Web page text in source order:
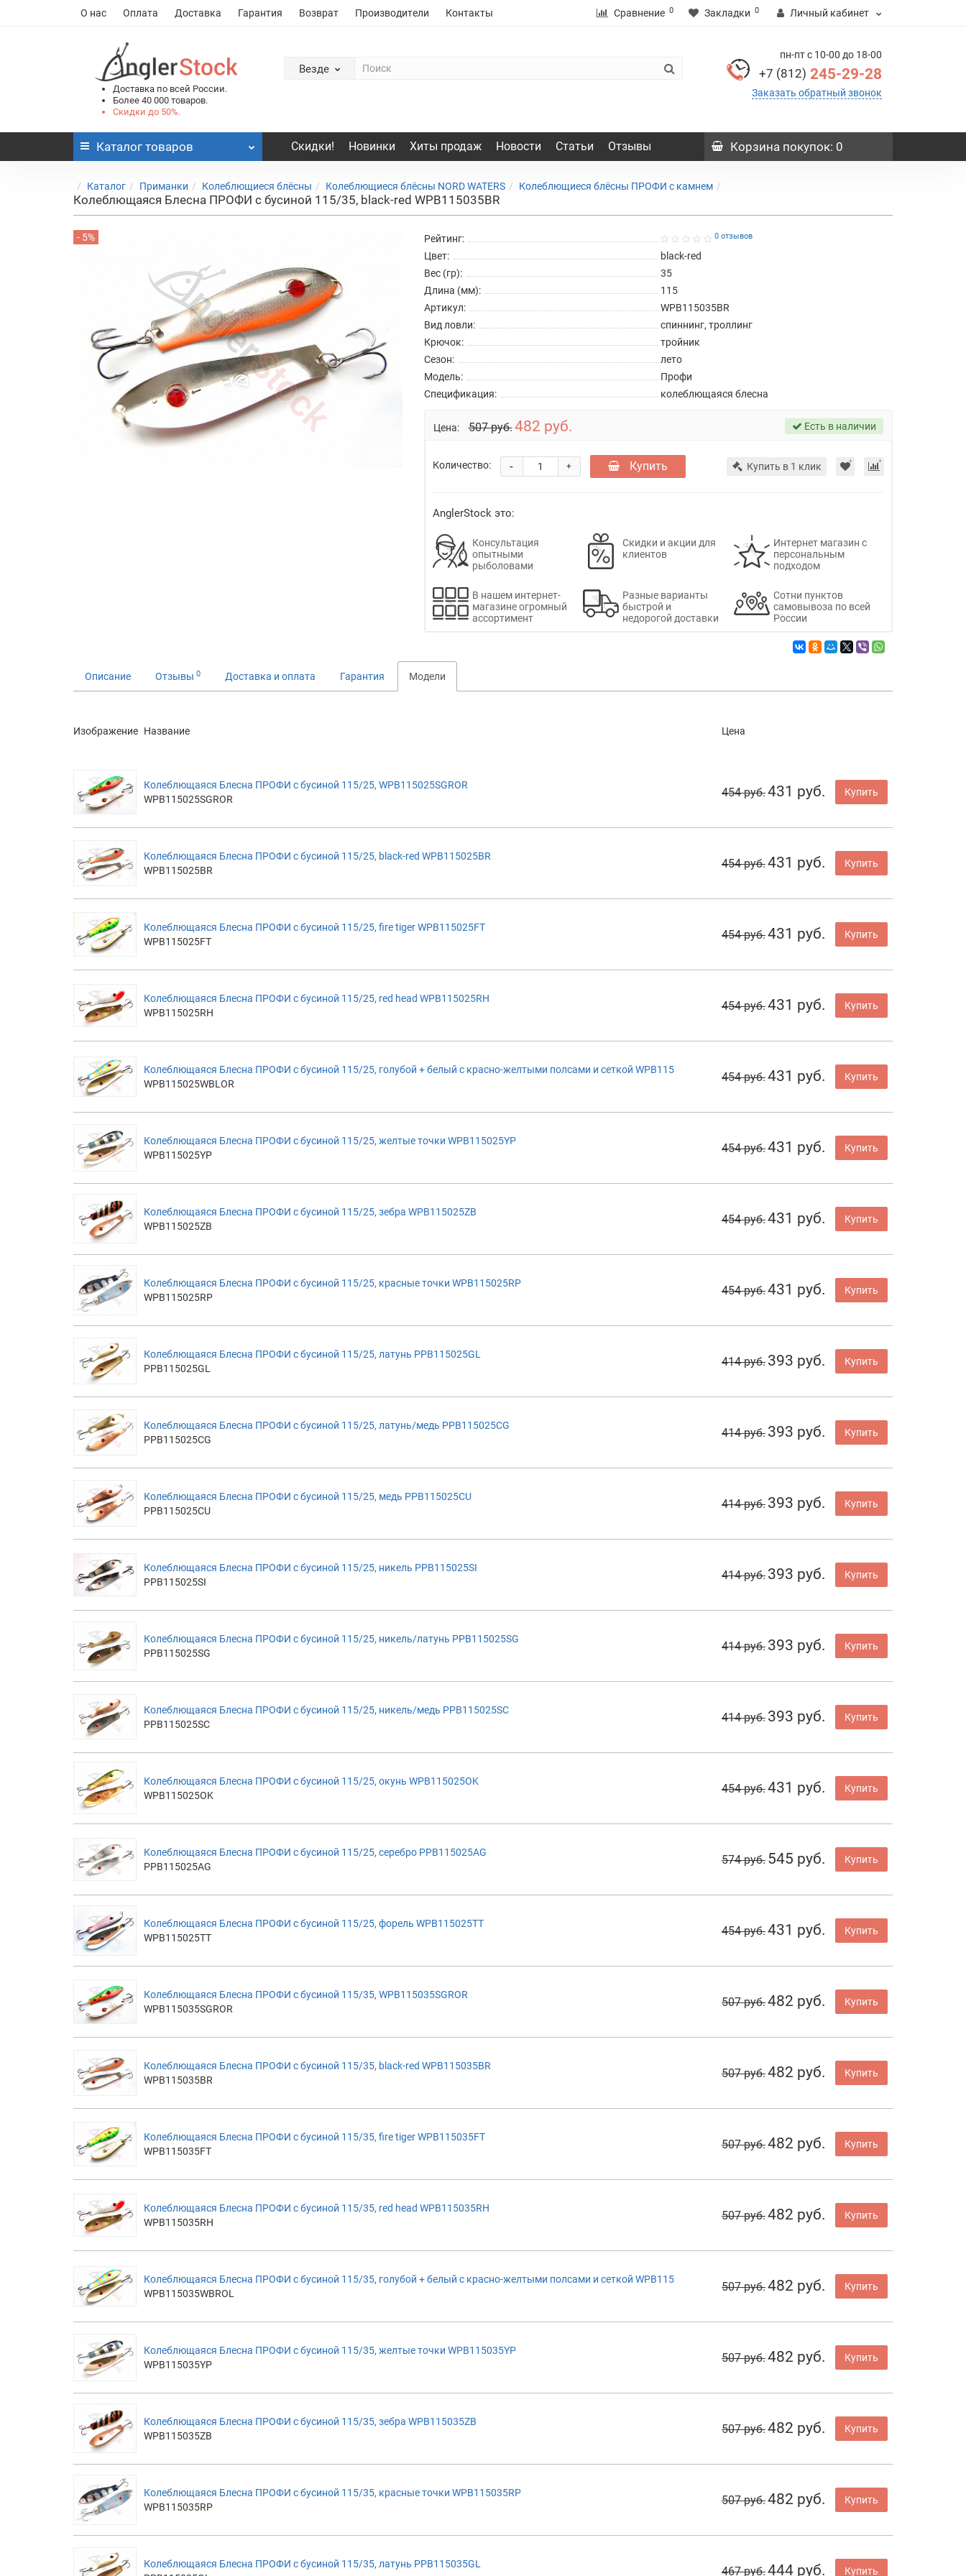
О нас Оплата Доставка Гарантия Возврат Производители Контакты Сравнение 0 Закладки 0 Личный кабинет
Доставка по всей России.
Более 40 000 товаров.
Скидки до 50%.
Везде
пн-пт с 10-00 до 18-00
+7 (812) 245-29-28
Заказать обратный звонок
Каталог товаров Скидки! Новинки Хиты продаж Новости Статьи Отзывы Корзина покупок: 0
Каталог Приманки Колеблющиеся блёсны Колеблющиеся блёсны NORD WATERS Колеблющиеся блёсны ПРОФИ с камнем
Колеблющаяся Блесна ПРОФИ с бусиной 115/35, black-red WPB115035BR
- 5% Рейтинг: 0 отзывов
Цвет:
black-red
Вес (гр):
35
Длина (мм):
115
Артикул:
WPB115035BR
Вид ловли:
спиннинг, троллинг
Крючок:
тройник
Сезон:
лето
Модель:
Профи
Спецификация:
колеблющаяся блесна
Цена: 507 руб.482 руб. Есть в наличии
Количество: +
- Купить Купить в 1 клик
AnglerStock это:
Консультация
опытными
рыболовами
Скидки и акции для
клиентов
Интернет магазин с
персональным
подходом
В нашем интернет-
магазине огромный
ассортимент
Разные варианты
быстрой и
недорогой доставки
Сотни пунктов
самовывоза по всей
России
Описание Отзывы 0 Доставка и оплата Гарантия Модели
Изображение Название Цена
Колеблющаяся Блесна ПРОФИ с бусиной 115/25, WPB115025SGROR
WPB115025SGROR
454 руб.431 руб. Купить
Колеблющаяся Блесна ПРОФИ с бусиной 115/25, black-red WPB115025BR
WPB115025BR
454 руб.431 руб. Купить
Колеблющаяся Блесна ПРОФИ с бусиной 115/25, fire tiger WPB115025FT
WPB115025FT
454 руб.431 руб. Купить
Колеблющаяся Блесна ПРОФИ с бусиной 115/25, red head WPB115025RH
WPB115025RH
454 руб.431 руб. Купить
Колеблющаяся Блесна ПРОФИ с бусиной 115/25, голубой + белый с красно-желтыми полсами и сеткой WPB115
WPB115025WBLOR
454 руб.431 руб. Купить
Колеблющаяся Блесна ПРОФИ с бусиной 115/25, желтые точки WPB115025YP
WPB115025YP
454 руб.431 руб. Купить
Колеблющаяся Блесна ПРОФИ с бусиной 115/25, зебра WPB115025ZB
WPB115025ZB
454 руб.431 руб. Купить
Колеблющаяся Блесна ПРОФИ с бусиной 115/25, красные точки WPB115025RP
WPB115025RP
454 руб.431 руб. Купить
Колеблющаяся Блесна ПРОФИ с бусиной 115/25, латунь PPB115025GL
PPB115025GL
414 руб. 393 руб. Купить
Колеблющаяся Блесна ПРОФИ с бусиной 115/25, латунь/медь PPB115025CG
PPB115025CG
414 руб. 393 руб. Купить
Колеблющаяся Блесна ПРОФИ с бусиной 115/25, медь PPB115025CU
PPB115025CU
414 руб. 393 руб. Купить
Колеблющаяся Блесна ПРОФИ с бусиной 115/25, никель PPB115025SI
PPB115025SI
414 руб. 393 руб. Купить
Колеблющаяся Блесна ПРОФИ с бусиной 115/25, никель/латунь PPB115025SG
PPB115025SG
414 руб. 393 руб. Купить
Колеблющаяся Блесна ПРОФИ с бусиной 115/25, никель/медь PPB115025SC
PPB115025SC
414 руб. 393 руб. Купить
Колеблющаяся Блесна ПРОФИ с бусиной 115/25, окунь WPB115025OK
WPB115025OK
454 руб.431 руб. Купить
Колеблющаяся Блесна ПРОФИ с бусиной 115/25, серебро PPB115025AG
PPB115025AG
574 руб. 545 руб. Купить
Колеблющаяся Блесна ПРОФИ с бусиной 115/25, форель WPB115025TT
WPB115025TT
454 руб.431 руб. Купить
Колеблющаяся Блесна ПРОФИ с бусиной 115/35, WPB115035SGROR
WPB115035SGROR
507 руб.482 руб. Купить
Колеблющаяся Блесна ПРОФИ с бусиной 115/35, black-red WPB115035BR
WPB115035BR
507 руб.482 руб. Купить
Колеблющаяся Блесна ПРОФИ с бусиной 115/35, fire tiger WPB115035FT
WPB115035FT
507 руб.482 руб. Купить
Колеблющаяся Блесна ПРОФИ с бусиной 115/35, red head WPB115035RH
WPB115035RH
507 руб.482 руб. Купить
Колеблющаяся Блесна ПРОФИ с бусиной 115/35, голубой + белый с красно-желтыми полсами и сеткой WPB115
WPB115035WBROL
507 руб.482 руб. Купить
Колеблющаяся Блесна ПРОФИ с бусиной 115/35, желтые точки WPB115035YP
WPB115035YP
507 руб.482 руб. Купить
Колеблющаяся Блесна ПРОФИ с бусиной 115/35, зебра WPB115035ZB
WPB115035ZB
507 руб.482 руб. Купить
Колеблющаяся Блесна ПРОФИ с бусиной 115/35, красные точки WPB115035RP
WPB115035RP
507 руб.482 руб. Купить
Колеблющаяся Блесна ПРОФИ с бусиной 115/35, латунь PPB115035GL
467 руб.444 руб. Купить